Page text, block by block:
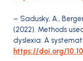
– Sadusky, A.,
(2022). Methods
dyslexia: A
https://doi.org/